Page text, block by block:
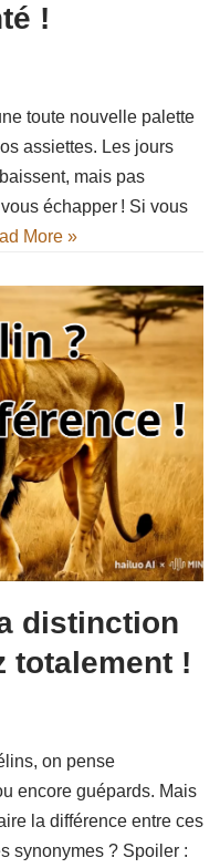
!
toute nouvelle palette
assiettes. Les jours
mais pas
échapper ! Si vous
More »
distinction
totalement !
on pense
encore guépards. Mais
la différence entre ces
synonymes ? Spoiler :